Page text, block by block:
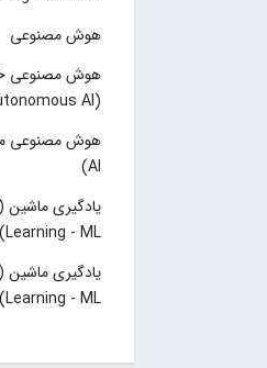
هوش مصنوعی
هوش مصنوعی
(Autonomous AI)
AI)
Learning - ML)
Learning - ML)